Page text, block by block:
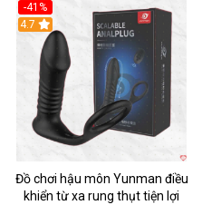
-41%
Hot
4.7
Đồ chơi hậu môn Yunman điều
khiển từ xa rung thụt tiện lợi